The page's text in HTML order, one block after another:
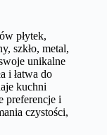
płytek,
szkło, metal,
unikalne
i łatwa do
kuchni
preferencje i
czystości,